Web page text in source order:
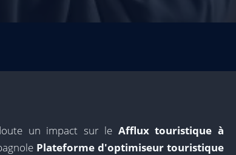
un impact sur le Afflux touristique à
Plateforme d'optimiseur touristique